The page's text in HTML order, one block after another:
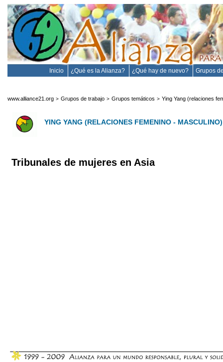
Inicio ¿Qué es la Alianza? ¿Qué hay de nuevo? Grupos
www.alliance21.org > Grupos de trabajo > Grupos temáticos > Ying Yang (relaciones
YING YANG (RELACIONES FEMENINO - MASCULINO)
Tribunales de mujeres en Asia